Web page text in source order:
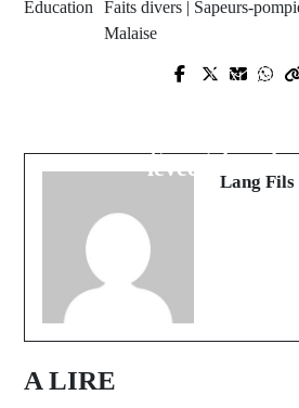
Éducation
Faits divers | Sapeurs-
Malaise
Prev Post
Sénégal
Next Post
levée des
Lang Fils
A LIRE